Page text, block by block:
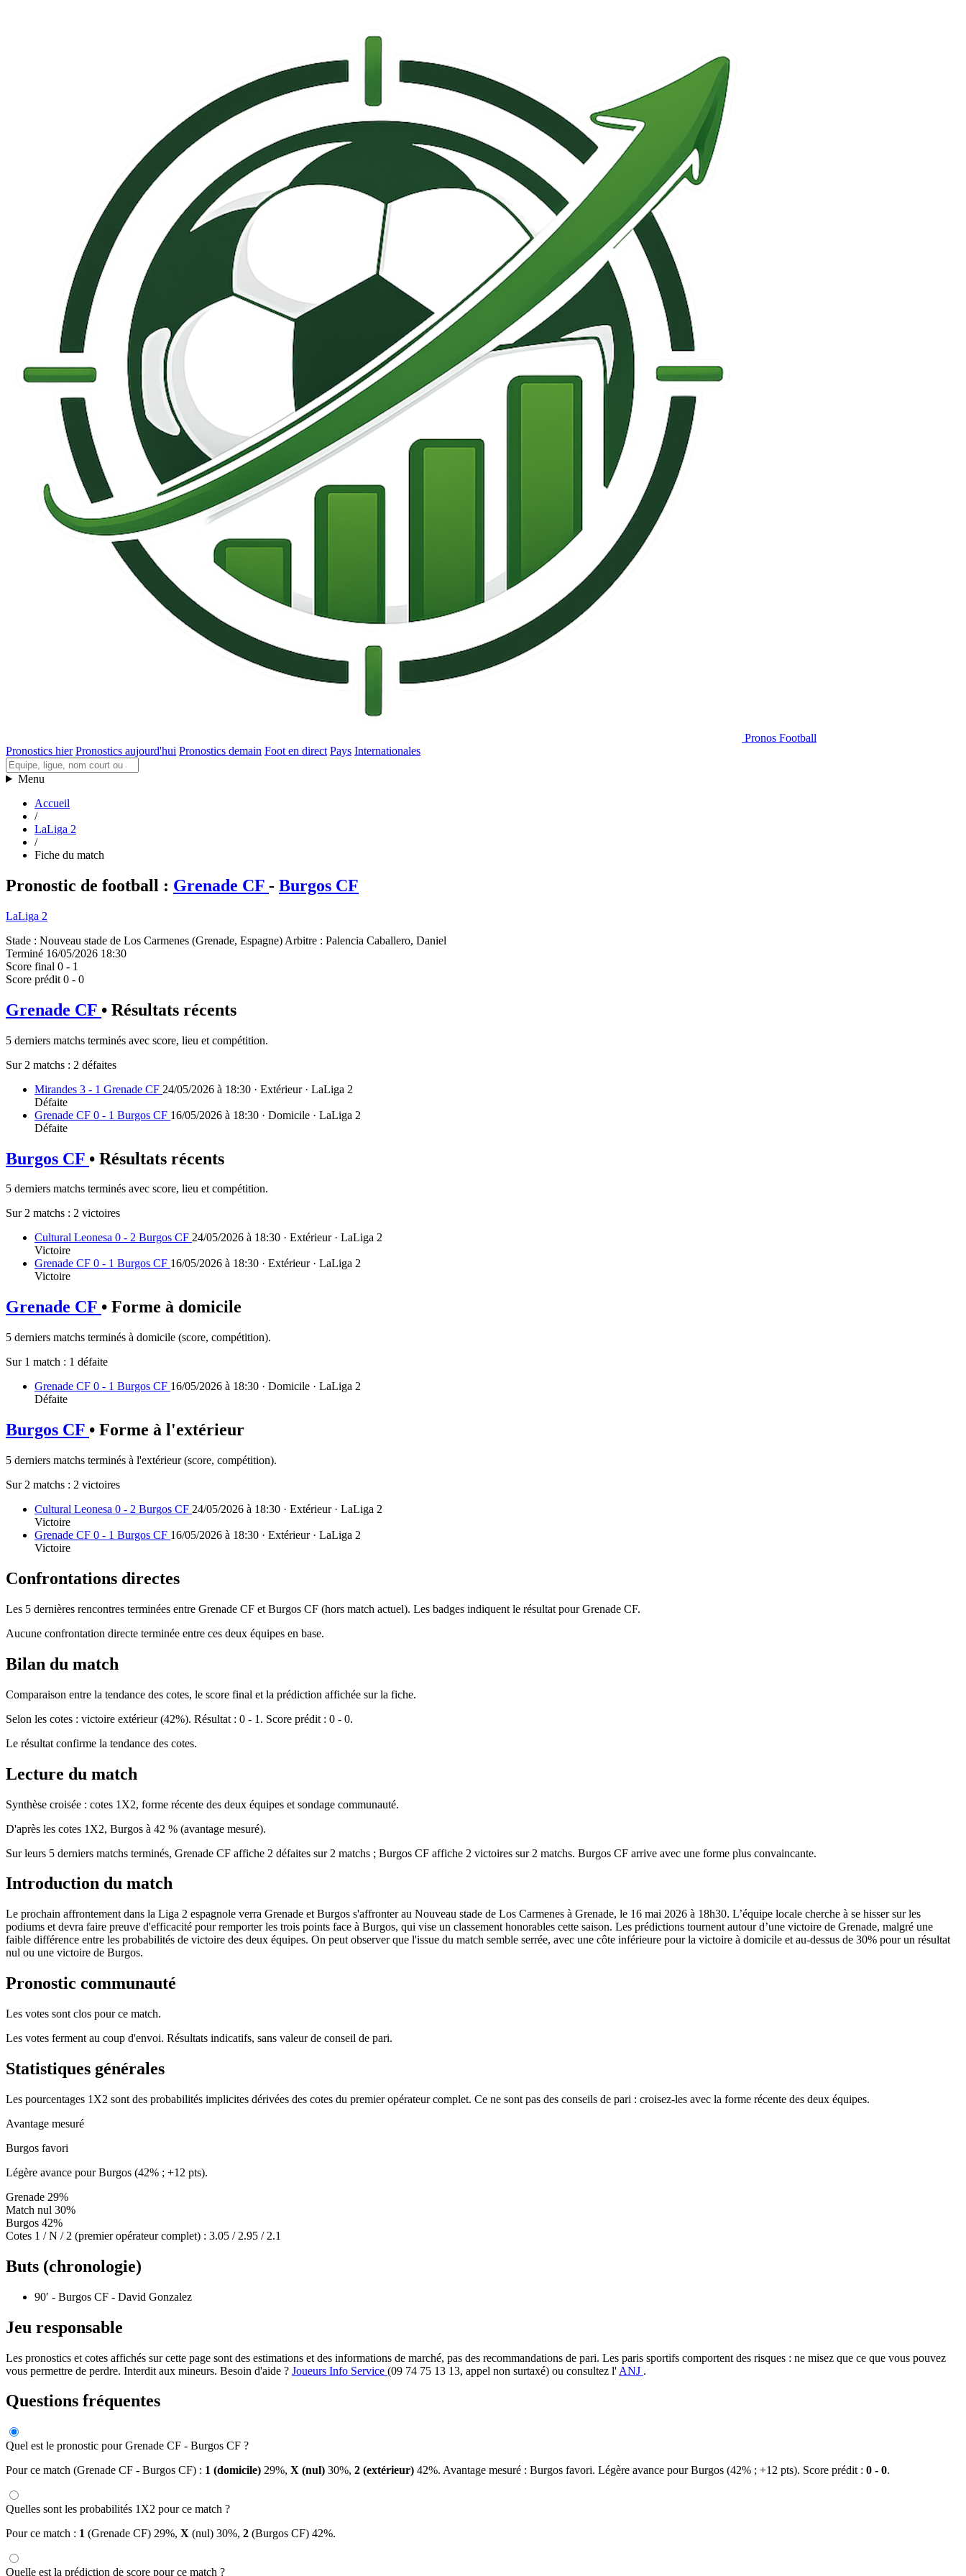
Pronos Football
Pronostics hier Pronostics aujourd'hui Pronostics demain Foot en direct Pays Internationales
Menu
Accueil
/
LaLiga 2
/
Fiche du match
Pronostic de football : Grenade CF - Burgos CF
LaLiga 2
Stade : Nouveau stade de Los Carmenes (Grenade, Espagne) Arbitre : Palencia Caballero, Daniel
Terminé 16/05/2026 18:30
Score final 0 - 1
Score prédit 0 - 0
Grenade CF • Résultats récents
5 derniers matchs terminés avec score, lieu et compétition.
Sur 2 matchs : 2 défaites
Mirandes 3 - 1 Grenade CF 24/05/2026 à 18:30 · Extérieur · LaLiga 2
Défaite
Grenade CF 0 - 1 Burgos CF 16/05/2026 à 18:30 · Domicile · LaLiga 2
Défaite
Burgos CF • Résultats récents
5 derniers matchs terminés avec score, lieu et compétition.
Sur 2 matchs : 2 victoires
Cultural Leonesa 0 - 2 Burgos CF 24/05/2026 à 18:30 · Extérieur · LaLiga 2
Victoire
Grenade CF 0 - 1 Burgos CF 16/05/2026 à 18:30 · Extérieur · LaLiga 2
Victoire
Grenade CF • Forme à domicile
5 derniers matchs terminés à domicile (score, compétition).
Sur 1 match : 1 défaite
Grenade CF 0 - 1 Burgos CF 16/05/2026 à 18:30 · Domicile · LaLiga 2
Défaite
Burgos CF • Forme à l'extérieur
5 derniers matchs terminés à l'extérieur (score, compétition).
Sur 2 matchs : 2 victoires
Cultural Leonesa 0 - 2 Burgos CF 24/05/2026 à 18:30 · Extérieur · LaLiga 2
Victoire
Grenade CF 0 - 1 Burgos CF 16/05/2026 à 18:30 · Extérieur · LaLiga 2
Victoire
Confrontations directes
Les 5 dernières rencontres terminées entre Grenade CF et Burgos CF (hors match actuel). Les badges indiquent le résultat pour Grenade CF.
Aucune confrontation directe terminée entre ces deux équipes en base.
Bilan du match
Comparaison entre la tendance des cotes, le score final et la prédiction affichée sur la fiche.
Selon les cotes : victoire extérieur (42%). Résultat : 0 - 1. Score prédit : 0 - 0.
Le résultat confirme la tendance des cotes.
Lecture du match
Synthèse croisée : cotes 1X2, forme récente des deux équipes et sondage communauté.
D'après les cotes 1X2, Burgos à 42 % (avantage mesuré).
Sur leurs 5 derniers matchs terminés, Grenade CF affiche 2 défaites sur 2 matchs ; Burgos CF affiche 2 victoires sur 2 matchs. Burgos CF arrive avec une forme plus convaincante.
Introduction du match
Le prochain affrontement dans la Liga 2 espagnole verra Grenade et Burgos s'affronter au Nouveau stade de Los Carmenes à Grenade, le 16 mai 2026 à 18h30. L’équipe locale cherche à se hisser sur les
podiums et devra faire preuve d'efficacité pour remporter les trois points face à Burgos, qui vise un classement honorables cette saison. Les prédictions tournent autour d’une victoire de Grenade, malgré une
faible différence entre les probabilités de victoire des deux équipes. On peut observer que l'issue du match semble serrée, avec une côte inférieure pour la victoire à domicile et au-dessus de 30% pour un résultat
nul ou une victoire de Burgos.
Pronostic communauté
Les votes sont clos pour ce match.
Les votes ferment au coup d'envoi. Résultats indicatifs, sans valeur de conseil de pari.
Statistiques générales
Les pourcentages 1X2 sont des probabilités implicites dérivées des cotes du premier opérateur complet. Ce ne sont pas des conseils de pari : croisez-les avec la forme récente des deux équipes.
Avantage mesuré
Burgos favori
Légère avance pour Burgos (42% ; +12 pts).
Grenade 29%
Match nul 30%
Burgos 42%
Cotes 1 / N / 2 (premier opérateur complet) : 3.05 / 2.95 / 2.1
Buts (chronologie)
90′ - Burgos CF - David Gonzalez
Jeu responsable
Les pronostics et cotes affichés sur cette page sont des estimations et des informations de marché, pas des recommandations de pari. Les paris sportifs comportent des risques : ne misez que ce que vous pouvez
vous permettre de perdre. Interdit aux mineurs. Besoin d'aide ? Joueurs Info Service (09 74 75 13 13, appel non surtaxé) ou consultez l' ANJ .
Questions fréquentes
Quel est le pronostic pour Grenade CF - Burgos CF ?
Pour ce match (Grenade CF - Burgos CF) : 1 (domicile) 29%, X (nul) 30%, 2 (extérieur) 42%. Avantage mesuré : Burgos favori. Légère avance pour Burgos (42% ; +12 pts). Score prédit : 0 - 0.
Quelles sont les probabilités 1X2 pour ce match ?
Pour ce match : 1 (Grenade CF) 29%, X (nul) 30%, 2 (Burgos CF) 42%.
Quelle est la prédiction de score pour ce match ?